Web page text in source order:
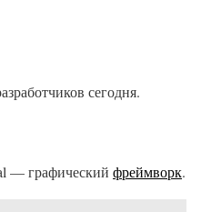
сегодня.
— графический фреймворк.